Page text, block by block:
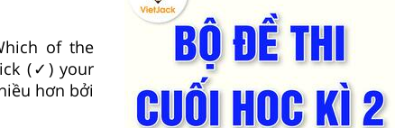
of the
(✓) your
hơn bởi